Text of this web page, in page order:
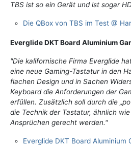
TBS ist so ein Gerät und ist sogar
Die QBox von TBS im Test @
Everglide DKT Board Aluminium
"Die kalifornische Firma Everglide
eine neue Gaming-Tastatur in den
flachen Design und in Sachen
Keyboard die Anforderungen der
erfüllen. Zusätzlich soll durch die
die Technik der Tastatur, ähnlich
Ansprüchen gerecht werden."
Everglide DKT Board Aluminium